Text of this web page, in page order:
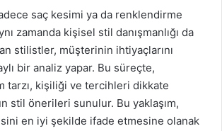
saç kesimi ya da renklendirme
zamanda kişisel stil danışmanlığı da
stilistler, müşterinin ihtiyaçlarını
bir analiz yapar. Bu süreçte,
tarzı, kişiliği ve tercihleri dikkate
stil önerileri sunulur. Bu yaklaşım,
en iyi şekilde ifade etmesine olanak